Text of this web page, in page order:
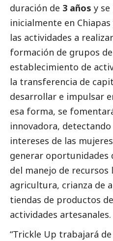
duración de 3 años y
inicialmente en
las actividades a
formación de grupos
establecimiento de
la transferencia de
desarrollar e impulsar
esa forma, se
innovadora,
intereses de las
generar oportunidades
del manejo de recursos
agricultura, crianza de
tiendas de productos
actividades artesanales.
“Trickle Up trabajará